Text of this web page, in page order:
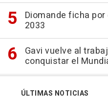
Diomande ficha
2033
Gavi vuelve al
conquistar el
ÚLTIMAS NOTICIAS